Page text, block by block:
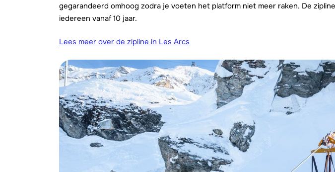
gegarandeerd omhoog zodra je voeten het platform niet meer raken. De
iedereen vanaf 10 jaar.
Lees meer over de zipline in Les Arcs